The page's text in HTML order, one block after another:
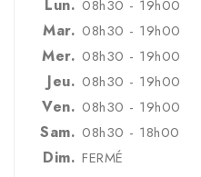
Lun. 08h30 - 19h00
Mar. 08h30 - 19h00
Mer. 08h30 - 19h00
Jeu. 08h30 - 19h00
Ven. 08h30 - 19h00
Sam. 08h30 - 18h00
Dim. FERMÉ